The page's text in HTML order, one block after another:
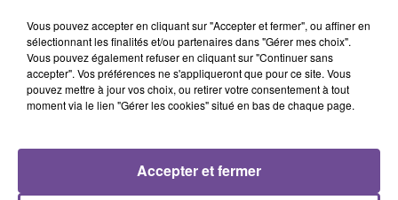
et quantité. Organiser le conditionnement et l'emballage des
livres en veillant à leur protection pendant le transport.
Participer à la réception des réceptions entrantes, effectuer le
tri, le rangement et la mise en stock des livres à la bonne
référence et dans les délais impartis.
Référence de l’offre France Travail : 196TCVK
Vous pouvez accepter en cliquant sur "Accepter et fermer", ou affiner en
sélectionnant les finalités et/ou partenaires dans "Gérer mes choix".
Vous pouvez également refuser en cliquant sur "Continuer sans
accepter". Vos préférences ne s'appliqueront que pour ce site. Vous
pouvez mettre à jour vos choix, ou retirer votre consentement à tout
moment via le lien "Gérer les cookies" situé en bas de chaque page.
Accepter et fermer